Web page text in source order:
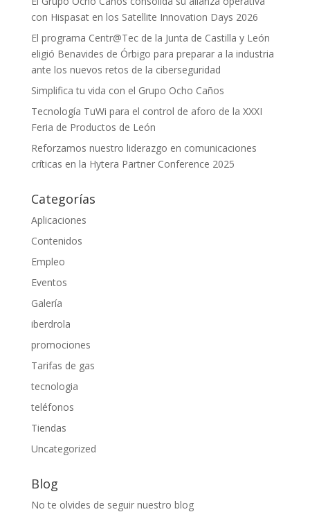
con Hispasat en los Satellite Innovation Days 2026
El programa Centr@Tec de la Junta de Castilla y León
eligió Benavides de Órbigo para preparar a la industria
ante los nuevos retos de la ciberseguridad
Simplifica tu vida con el Grupo Ocho Caños
Tecnología TuWi para el control de aforo de la XXXI
Feria de Productos de León
Reforzamos nuestro liderazgo en comunicaciones
críticas en la Hytera Partner Conference 2025
Categorías
Aplicaciones
Contenidos
Empleo
Eventos
Galería
iberdrola
promociones
Tarifas de gas
tecnologia
teléfonos
Tiendas
Uncategorized
Blog
No te olvides de seguir nuestro blog